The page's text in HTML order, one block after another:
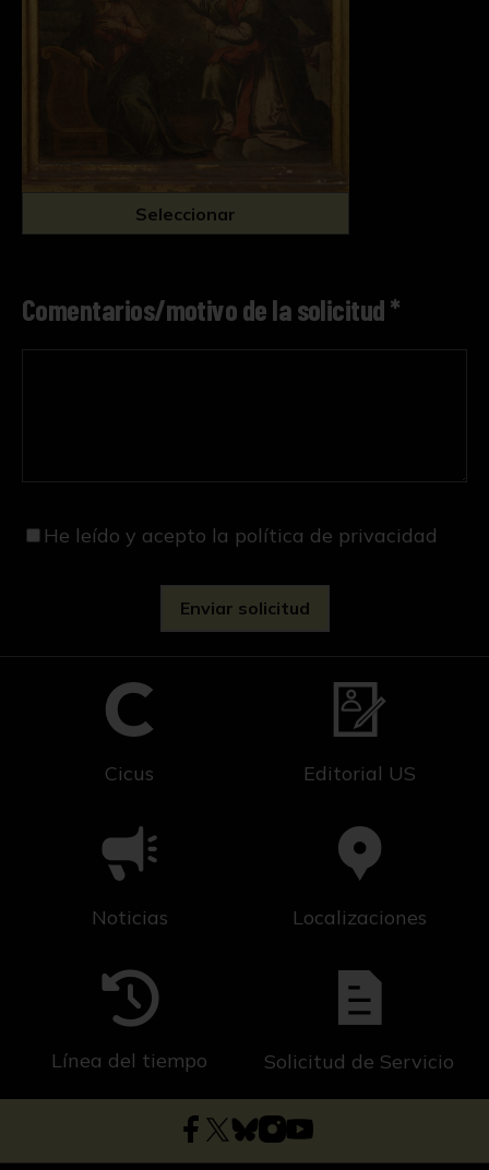
Seleccionar
Comentarios/motivo de la solicitud *
He leído y acepto la política de privacidad
Cicus Editorial US
Noticias Localizaciones
Línea del tiempo Solicitud de Servicio